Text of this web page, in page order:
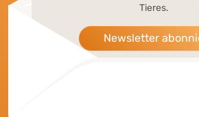
Tieres.
Newsletter